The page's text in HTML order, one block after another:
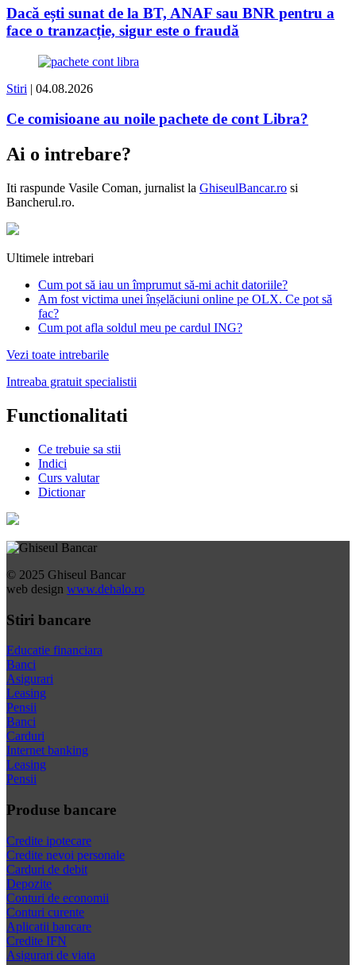
Dacă ești sunat de la BT, ANAF sau BNR pentru a
face o tranzacție, sigur este o fraudă
Stiri | 04.08.2026
Ce comisioane au noile pachete de cont Libra?
Ai o intrebare?
Iti raspunde Vasile Coman, jurnalist la GhiseulBancar.ro si
Bancherul.ro.
Ultimele intrebari
Cum pot să iau un împrumut să-mi achit datoriile?
Am fost victima unei înșelăciuni online pe OLX. Ce pot să
fac?
Cum pot afla soldul meu pe cardul ING?
Vezi toate intrebarile
Intreaba gratuit specialistii
Functionalitati
Ce trebuie sa stii
Indici
Curs valutar
Dictionar
© 2025 Ghiseul Bancar
web design www.dehalo.ro
Stiri bancare
Educatie financiara
Banci
Asigurari
Leasing
Pensii
Banci
Carduri
Internet banking
Leasing
Pensii
Produse bancare
Credite ipotecare
Credite nevoi personale
Carduri de debit
Depozite
Conturi de economii
Conturi curente
Aplicatii bancare
Credite IFN
Asigurari de viata